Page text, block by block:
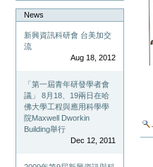
News
新興資訊科研會 台美加交
流
Aug 18, 2012
「第一屆青年研發學者會
議」 8月18、19兩日在哈
佛大學工程與應用科學學
院Maxwell Dworkin
Building舉行
Dec 12, 2011